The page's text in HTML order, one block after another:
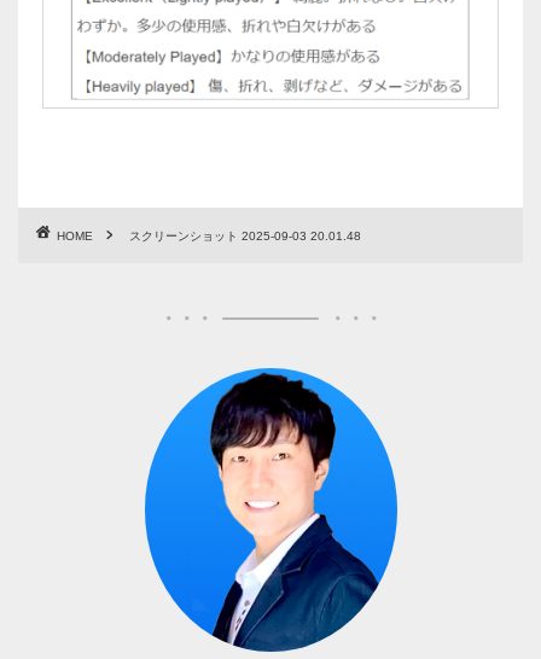
HOME スクリーンショット 2025-09-03 20.01.48